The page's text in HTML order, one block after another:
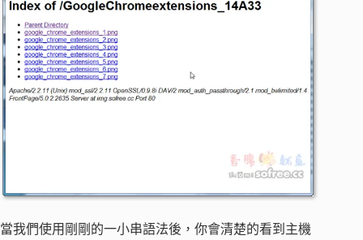
當我們使用剛剛的一小串語法後，你會清楚的看到主機